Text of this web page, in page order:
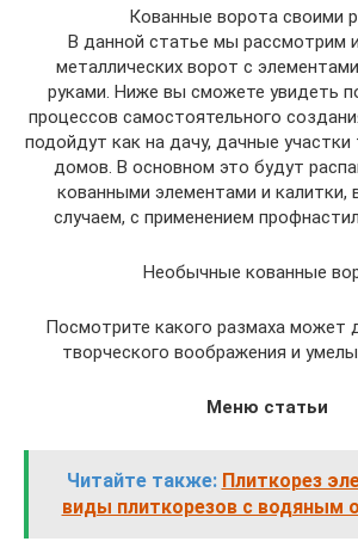
Кованные ворота своими
В данной статье мы рассмотрим
металлических ворот с
руками. Ниже вы сможете увидеть
процессов самостоятельного
подойдут как на дачу, дачные
домов. В основном это будут
кованными элементами и калитки,
случаем, с применением
Необычные кованные
Посмотрите какого размаха может
творческого воображения и
Меню статьи
Читайте также: Плиткорез
виды плиткорезов с водяным